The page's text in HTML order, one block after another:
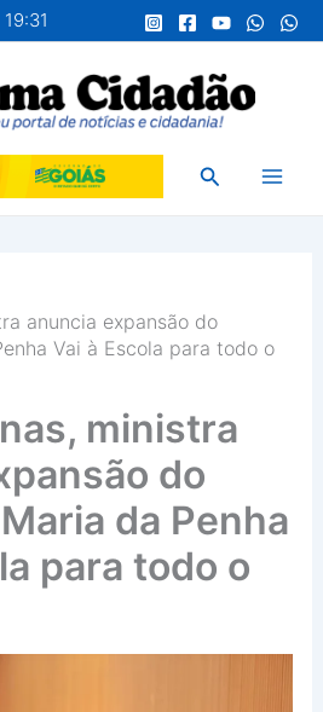
Pesquisar
anuncia expansão do
Vai à Escola para todo o
ministra
do
da Penha
para todo o